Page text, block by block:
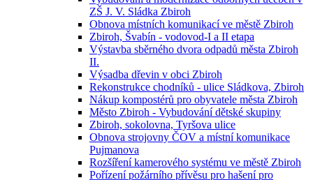
ZŠ J. V. Sládka Zbiroh
Obnova místních komunikací ve městě Zbiroh
Zbiroh, Švabín - vodovod-I a II etapa
Výstavba sběrného dvora odpadů města Zbiroh
II.
Výsadba dřevin v obci Zbiroh
Rekonstrukce chodníků - ulice Sládkova, Zbiroh
Nákup kompostérů pro obyvatele města Zbiroh
Město Zbiroh - Vybudování dětské skupiny
Zbiroh, sokolovna, Tyršova ulice
Obnova strojovny ČOV a místní komunikace
Pujmanova
Rozšíření kamerového systému ve městě Zbiroh
Pořízení požárního přívěsu pro hašení pro